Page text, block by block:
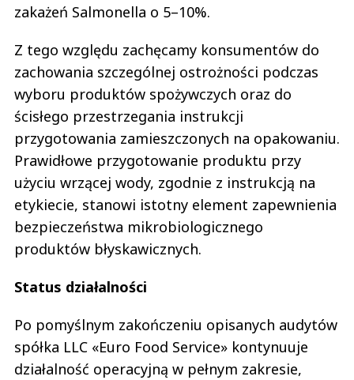
zakażeń Salmonella o 5–10%.
Z tego względu zachęcamy konsumentów do
zachowania szczególnej ostrożności podczas
wyboru produktów spożywczych oraz do
ścisłego przestrzegania instrukcji
przygotowania zamieszczonych na opakowaniu.
Prawidłowe przygotowanie produktu przy
użyciu wrzącej wody, zgodnie z instrukcją na
etykiecie, stanowi istotny element zapewnienia
bezpieczeństwa mikrobiologicznego
produktów błyskawicznych.
Status działalności
Po pomyślnym zakończeniu opisanych audytów
spółka LLC «Euro Food Service» kontynuuje
działalność operacyjną w pełnym zakresie,